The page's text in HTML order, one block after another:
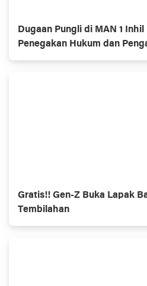
Dugaan Pungli di MAN 1
Penegakan Hukum dan
Gratis!! Gen-Z Buka Lapak
Tembilahan